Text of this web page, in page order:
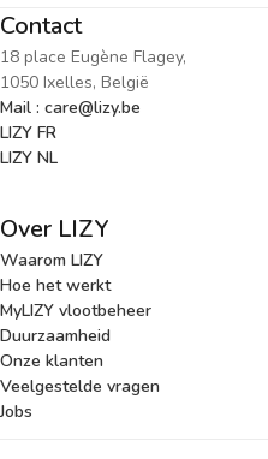
Contact
18 place Eugène Flagey,
1050 Ixelles, België
Mail : care@lizy.be
LIZY FR
LIZY NL
Over LIZY
Waarom LIZY
Hoe het werkt
MyLIZY vlootbeheer
Duurzaamheid
Onze klanten
Veelgestelde vragen
Jobs